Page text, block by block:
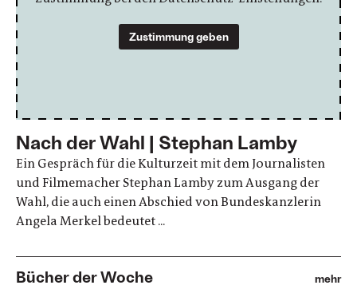
Zustimmung geben
Nach der Wahl | Stephan Lamby
Ein Gespräch für die Kulturzeit mit dem Journalisten
und Filmemacher Stephan Lamby zum Ausgang der
Wahl, die auch einen Abschied von Bundeskanzlerin
Angela Merkel bedeutet ...
Bücher der Woche mehr